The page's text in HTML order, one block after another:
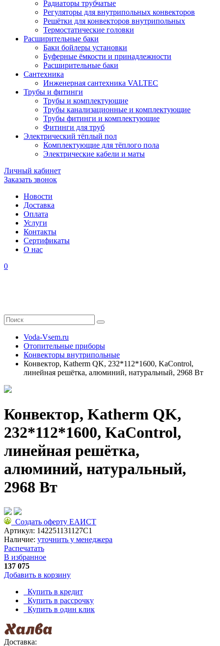
Радиаторы трубчатые
Регуляторы для внутрипольных конвекторов
Решётки для конвекторов внутрипольных
Термостатические головки
Расширительные баки
Баки бойлеры установки
Буферные ёмкости и принадлежности
Расширительные баки
Сантехника
Инженерная сантехника VALTEC
Трубы и фитинги
Трубы и комплектующие
Трубы канализационные и комплектующие
Трубы фитинги и комплектующие
Фитинги для труб
Электрический тёплый пол
Комплектующие для тёплого пола
Электрические кабели и маты
Личный кабинет
Заказать звонок
Новости
Доставка
Оплата
Услуги
Контакты
Cертификаты
О нас
0
Voda-Vsem.ru
Отопительные приборы
Конвекторы внутрипольные
Конвектор, Katherm QK, 232*112*1600, KaControl,
линейная решётка, алюминий, натуральный, 2968 Вт
Конвектор, Katherm QK,
232*112*1600, KaControl,
линейная решётка,
алюминий, натуральный,
2968 Вт
Создать оферту ЕАИСТ
Артикул: 142251131127C1
Наличие: уточнить у менеджера
Распечатать
В избранное
137 075
Добавить в корзину
Купить в кредит
Купить в рассрочку
Купить в один клик
Доставка: